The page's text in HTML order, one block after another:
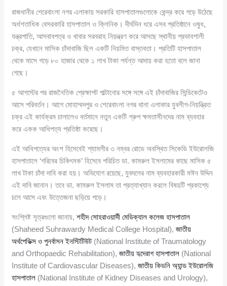
রাজধানীর শেরেবাংলা নগর এলাকায় সরকারি হাসপাতালগুলোকে কেন্দ্র করে গড়ে উঠেছে
অর্ধশতাধিক বেসরকারি হাসপাতাল ও ক্লিনিক। দীর্ঘদিন ধরে এসব প্রতিষ্ঠানে ওষুধ,
যন্ত্রপাতি, আসবাবপত্র ও খাবার সরবরাহ নিয়ন্ত্রণ করে আসছে স্থানীয় প্রভাবশালী
চক্র, যেখানে মাসিক চাঁদাবাজি ছিল একটি নিয়মিত বাস্তবতা। প্রতিটি হাসপাতাল
থেকে মাসে গড়ে ৮০ হাজার থেকে ১ লাখ টাকা পর্যন্ত আদায় করা হতো বলে জানা
গেছে।
৫ আগস্টের পর রাজনৈতিক প্রেক্ষাপট পাল্টানোর সঙ্গে সঙ্গে এই চাঁদাবাজির সিন্ডিকেটেও
আসে পরিবর্তন। আগে মোহাম্মদপুর ও শেরেবাংলা নগর থানা এলাকার যুবলীগ-নিয়ন্ত্রিত
চক্র এই কার্যক্রম চালালেও বর্তমানে নতুন একটি গ্রুপ ক্ষমতাসীনদের নাম ব্যবহার
করে একক আধিপত্য প্রতিষ্ঠা করেছে।
এই আধিপত্যের অংশ হিসেবেই শ্যামলীর ৩ নম্বর রোডে অবস্থিত সিকেডি ইউরোলজি
হাসপাতালে ‘গরিবের চিকিৎসক’ হিসেবে পরিচিত ডা. কামরুল ইসলামের কাছে মাসিক ৫
লাখ টাকা চাঁদা দাবি করা হয়। অভিযোগ রয়েছে, যুবদলের নাম ব্যবহারকারী মঈন উদ্দিন
এই দাবি জানান। তবে ডা. কামরুল ইসলাম তা প্রত্যাখ্যান করলে বিষয়টি প্রকাশ্যে
চলে আসে এবং উত্তেজনা ছড়িয়ে পড়ে।
সংশ্লিষ্ট সূত্রগুলো জানায়,শহীদ সোহরাওয়ার্দী মেডিক্যাল কলেজ হাসপাতাল
(Shaheed Suhrawardy Medical College Hospital),জাতীয়
অর্থপেডিক্স ও পুনর্বাসন ইনস্টিটিউট (National Institute of Traumatology
and Orthopaedic Rehabilitation),জাতীয় হৃদেরাগ হাসপাতাল (National
Institute of Cardiovascular Diseases),জাতীয় কিডনি অ্যান্ড ইউরোলজি
হাসপাতাল (National Institute of Kidney Diseases and Urology),